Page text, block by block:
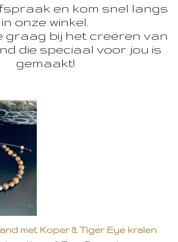
en kom snel langs
in onze winkel.
graag bij het creëren van
die speciaal voor jou is
gemaakt!
met Koper & Tiger Eye kralen